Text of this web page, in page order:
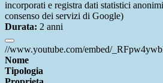
incorporati e registra dati statistici
consenso dei servizi di Google)
Durata: 2 anni
//www.youtube.com/embed/
Nome
Tipologia